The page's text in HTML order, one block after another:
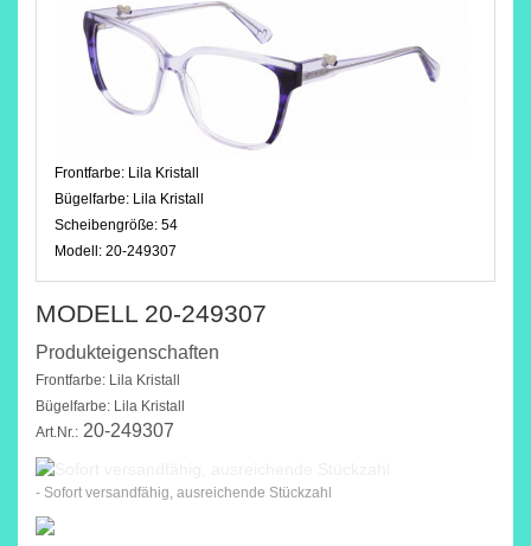
Frontfarbe: Lila Kristall
Bügelfarbe: Lila Kristall
Scheibengröße: 54
Modell: 20-249307
MODELL 20-249307
Produkteigenschaften
Frontfarbe: Lila Kristall
Bügelfarbe: Lila Kristall
Art.Nr.: 20-249307
- Sofort versandfähig, ausreichende Stückzahl